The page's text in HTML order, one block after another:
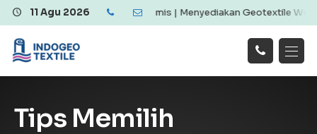
11 Agu 2026
Berkualitas dan Ekonomis | Menyediakan Geotextile Woven &
Tentang Kami
Galeri
Layanan
Hubungi
Tips Memilih